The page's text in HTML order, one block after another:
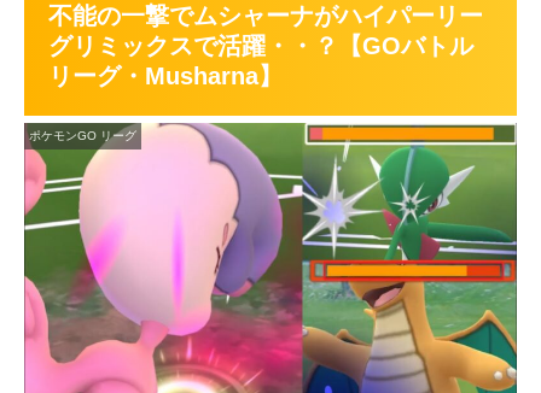
不能の一撃でムシャーナがハイパーリー
グリミックスで活躍・・？【GOバトル
リーグ・Musharna】
ポケモンGO リーグ